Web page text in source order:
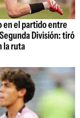
en el partido entre
División: tiró
la ruta